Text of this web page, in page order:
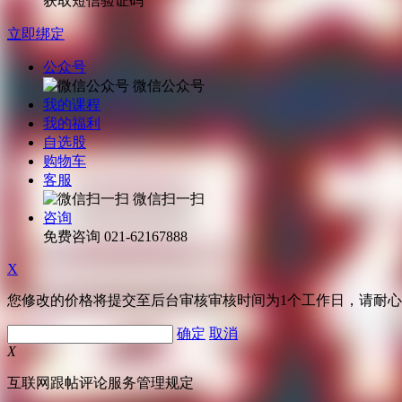
立即绑定
公众号
微信公众号
我的课程
我的福利
自选股
购物车
客服
微信扫一扫
咨询
免费咨询 021-62167888
X
您修改的价格将提交至后台审核审核时间为1个工作日，请耐
确定 取消
X
互联网跟帖评论服务管理规定